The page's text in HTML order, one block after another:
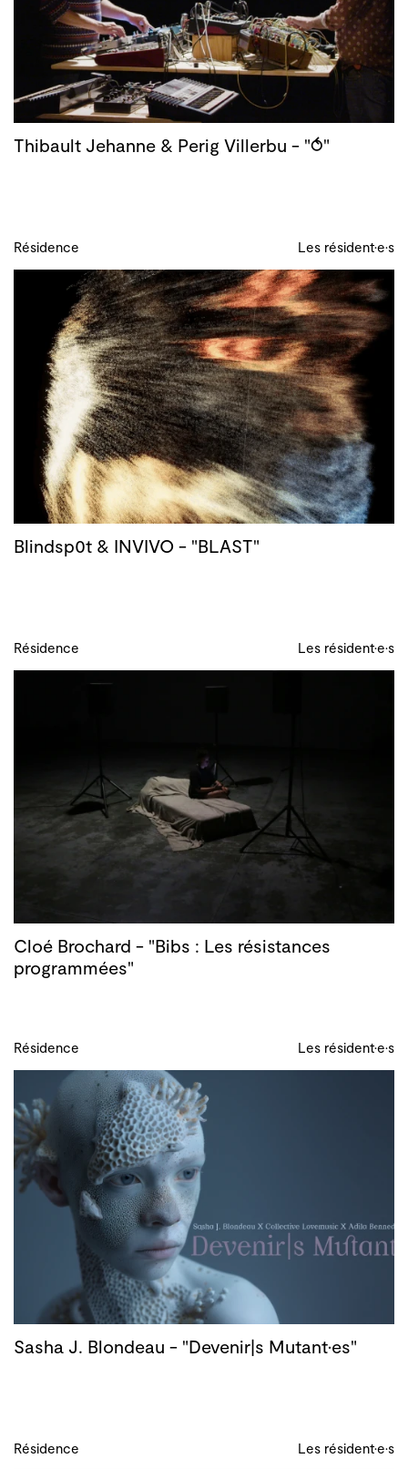
Thibault Jehanne & Perig Villerbu - "⥀"
Résidence Les résident·e·s
Blindsp0t & INVIVO - "BLAST"
Résidence Les résident·e·s
Cloé Brochard - "Bibs : Les résistances
programmées"
Résidence Les résident·e·s
Sasha J. Blondeau - "Devenir|s Mutant·es"
Résidence Les résident·e·s